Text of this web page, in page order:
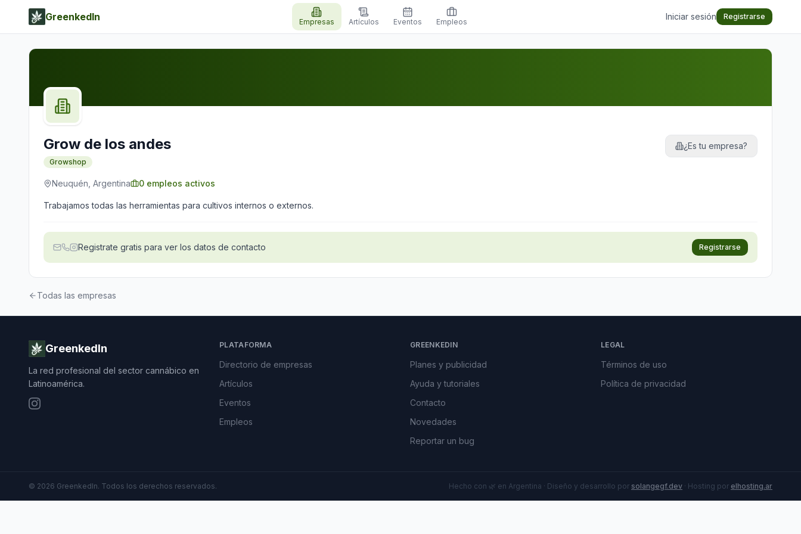
GreenkedIn Empresas Artículos Eventos Empleos
Iniciar sesión Registrarse
Grow de los andes
Growshop
¿Es tu empresa?
Neuquén, Argentina 0 empleos activos
Trabajamos todas las herramientas para cultivos internos o externos.
Registrate gratis para ver los datos de contacto Registrarse
Todas las empresas
GreenkedIn
La red profesional del sector cannábico en
Latinoamérica.
PLATAFORMA
Directorio de empresas
Artículos
Eventos
Empleos
GREENKEDIN
Planes y publicidad
Ayuda y tutoriales
Contacto
Novedades
Reportar un bug
LEGAL
Términos de uso
Política de privacidad
© 2026 GreenkedIn. Todos los derechos reservados. Hecho con 🌿 en Argentina · Diseño y desarrollo por solangegf.dev · Hosting por elhosting.ar